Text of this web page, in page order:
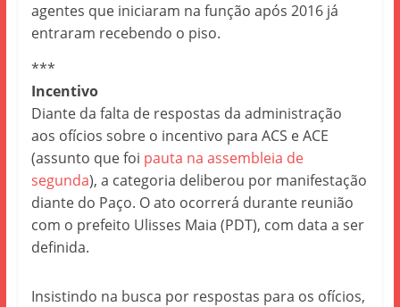
agentes que iniciaram na função após 2016 já
entraram recebendo o piso.
***
Incentivo
Diante da falta de respostas da administração
aos ofícios sobre o incentivo para ACS e ACE
(assunto que foi pauta na assembleia de
segunda), a categoria deliberou por manifestação
diante do Paço. O ato ocorrerá durante reunião
com o prefeito Ulisses Maia (PDT), com data a ser
definida.
Insistindo na busca por respostas para os ofícios,